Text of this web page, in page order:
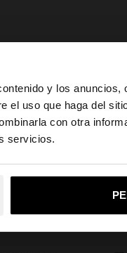
y los
el uso que haga del
con otra
servicios.
a la web de United
la web de España